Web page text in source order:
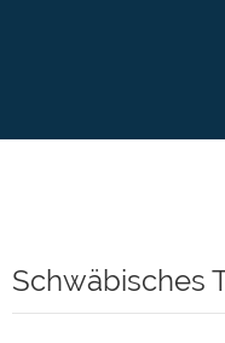
Schwäbisches